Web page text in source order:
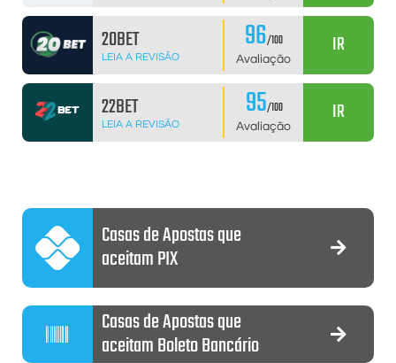
20BET
LEIA A REVISÃO 96/100
Avaliação
IR
22BET
LEIA A REVISÃO 95/100
Avaliação
IR
Casas de Apostas que
aceitam PIX
Casas de Apostas que
aceitam Boleto Bancário